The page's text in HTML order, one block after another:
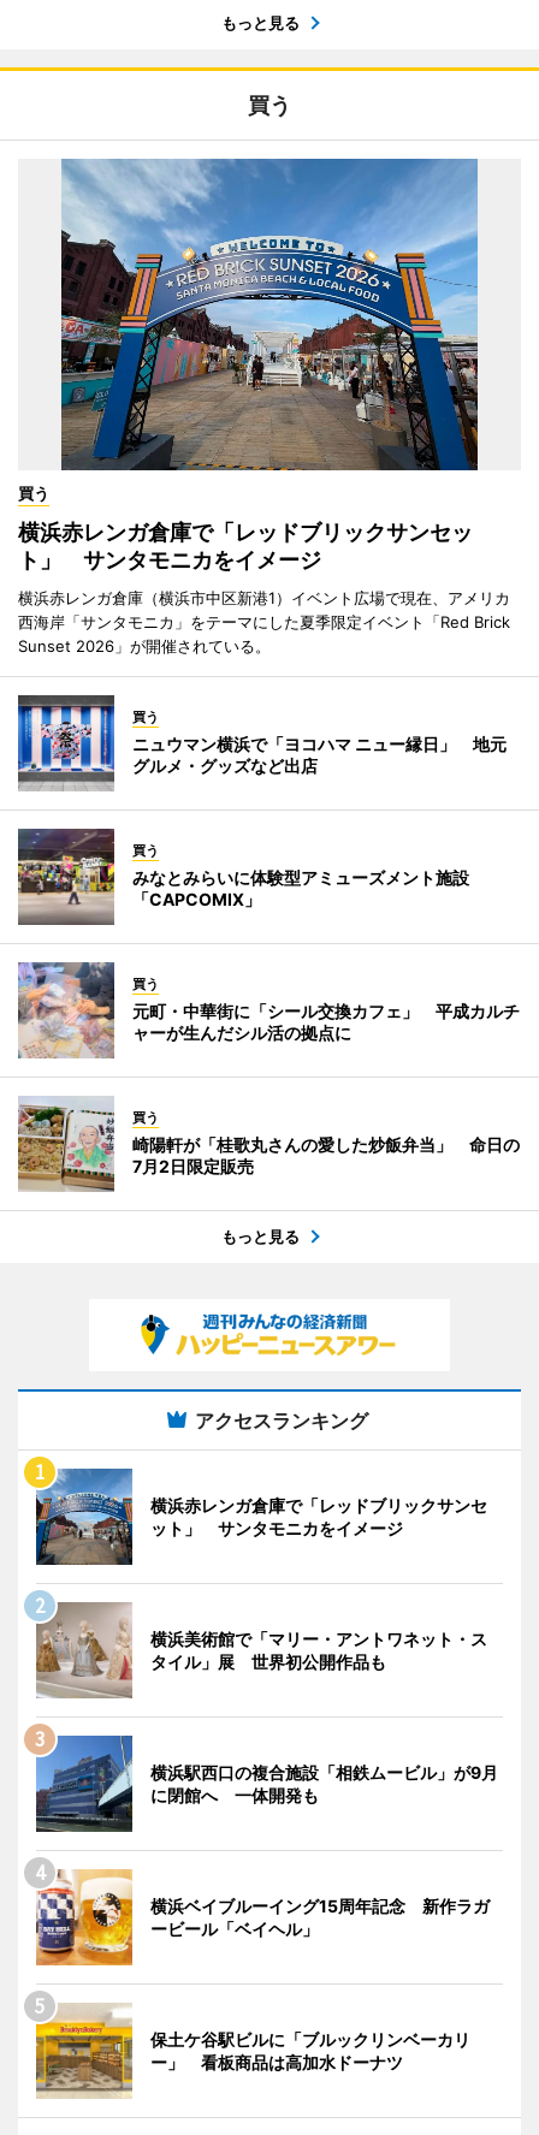
もっと見る
買う
買う
横浜赤レンガ倉庫で「レッドブリックサンセッ
ト」 サンタモニカをイメージ
横浜赤レンガ倉庫（横浜市中区新港1）イベント広場で現在、アメリカ
西海岸「サンタモニカ」をテーマにした夏季限定イベント「Red Brick
Sunset 2026」が開催されている。
買う
ニュウマン横浜で「ヨコハマ ニュー縁日」 地元
グルメ・グッズなど出店
買う
みなとみらいに体験型アミューズメント施設
「CAPCOMIX」
買う
元町・中華街に「シール交換カフェ」 平成カルチ
ャーが生んだシル活の拠点に
買う
崎陽軒が「桂歌丸さんの愛した炒飯弁当」 命日の
7月2日限定販売
もっと見る
アクセスランキング
横浜赤レンガ倉庫で「レッドブリックサンセ
ット」 サンタモニカをイメージ
横浜美術館で「マリー・アントワネット・ス
タイル」展 世界初公開作品も
横浜駅西口の複合施設「相鉄ムービル」が9月
に閉館へ 一体開発も
横浜ベイブルーイング15周年記念 新作ラガ
ービール「ベイヘル」
保土ケ谷駅ビルに「ブルックリンベーカリ
ー」 看板商品は高加水ドーナツ